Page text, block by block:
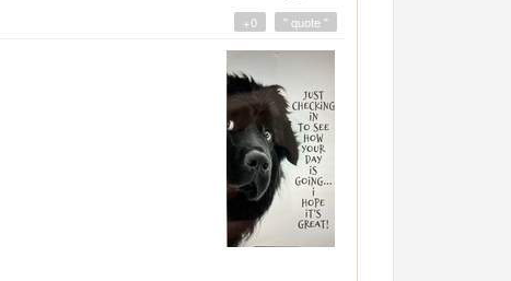
" quote "
+0